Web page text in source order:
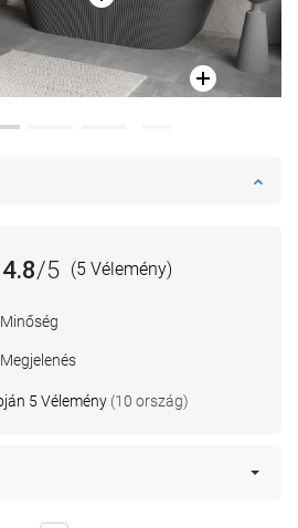
4.8/5 (5 Vélemény)
5 Vélemény (10 ország)
Minőség
Megjelenés